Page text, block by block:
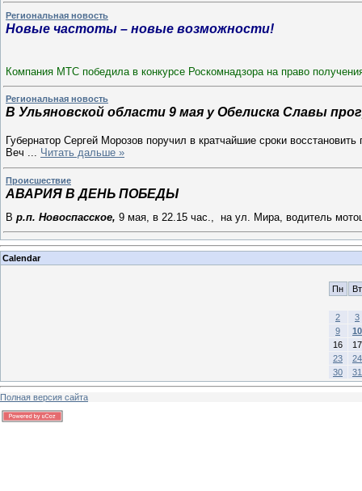
Региональная новость
Новые частоты – новые возможности!
Компания МТС победила в конкурсе Роскомнадзора на право
Региональная новость
В Ульяновской области 9 мая у Обелиска Славы
Губернатор Сергей Морозов поручил в кратчайшие сроки
Веч ... Читать дальше »
Происшествие
АВАРИЯ В ДЕНЬ ПОБЕДЫ
В р.п. Новоспасское, 9 мая, в 22.15 час., на ул. Мира, водитель
Calendar
Пн Вт
2
3
9
10
16
17
23
24
30
31
Полная версия сайта